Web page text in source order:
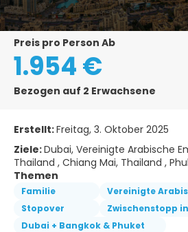
Preis pro Person Ab
1.954 €
Bezogen auf 2 Erwachsene
Erstellt:Freitag, 3. Oktober 2025
Ziele:Dubai, Vereinigte Arabische
Thailand , Chiang Mai, Thailand ,
Themen
Familie
Vereinigte
Stopover
Zwischenstopp
Dubai + Bangkok & Phuket